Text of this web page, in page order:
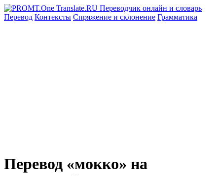
Перевод Контексты Спряжение и склонение Грамматика
Перевод «мокко» на